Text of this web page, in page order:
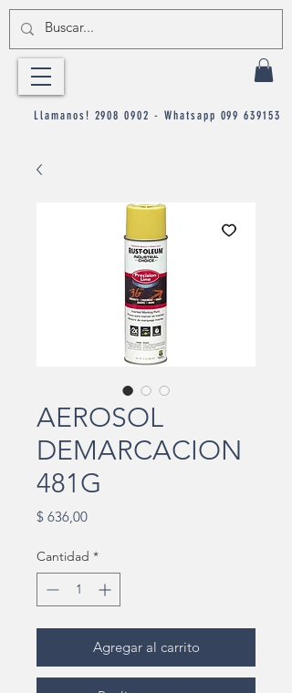
Llamanos! 2908 0902 - Whatsapp 099 639153
AEROSOL
DEMARCACION
481G
$ 636,00Precio
Cantidad *
Agregar al carrito